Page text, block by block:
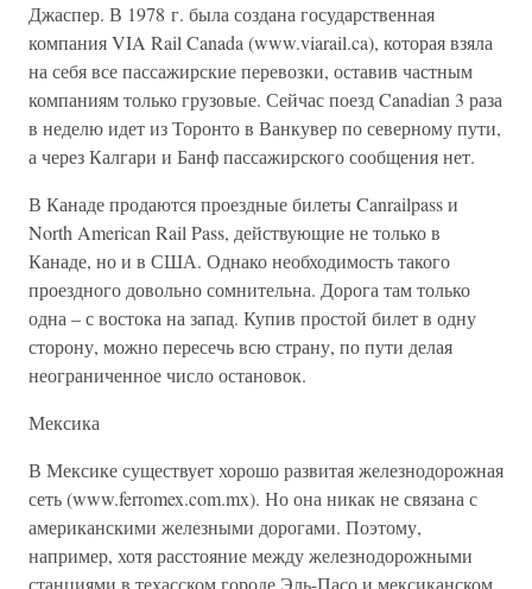
Джаспер. В 1978 г. была создана государственная
компания VIA Rail Canada (www.viarail.ca), которая взяла
на себя все пассажирские перевозки, оставив частным
компаниям только грузовые. Сейчас поезд Canadian 3 раза
в неделю идет из Торонто в Ванкувер по северному пути,
а через Калгари и Банф пассажирского сообщения нет.
В Канаде продаются проездные билеты Canrailpass и
North American Rail Pass, действующие не только в
Канаде, но и в США. Однако необходимость такого
проездного довольно сомнительна. Дорога там только
одна – с востока на запад. Купив простой билет в одну
сторону, можно пересечь всю страну, по пути делая
неограниченное число остановок.
Мексика
В Мексике существует хорошо развитая железнодорожная
сеть (www.ferromex.com.mx). Но она никак не связана с
американскими железными дорогами. Поэтому,
например, хотя расстояние между железнодорожными
станциями в техасском городе Эль-Пасо и мексиканском